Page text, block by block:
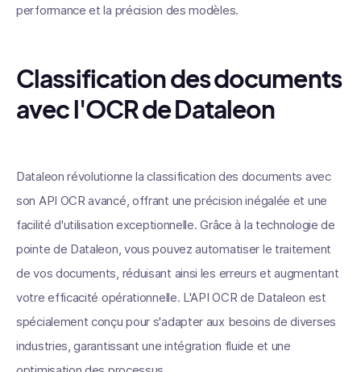
performance et la précision des modèles.
Classification des documents
avec l'OCR de Dataleon
Dataleon révolutionne la classification des documents avec
son API OCR avancé, offrant une précision inégalée et une
facilité d'utilisation exceptionnelle. Grâce à la technologie de
pointe de Dataleon, vous pouvez automatiser le traitement
de vos documents, réduisant ainsi les erreurs et augmentant
votre efficacité opérationnelle. L'API OCR de Dataleon est
spécialement conçu pour s'adapter aux besoins de diverses
industries, garantissant une intégration fluide et une